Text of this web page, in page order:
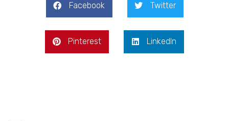
Facebook Twitter
Pinterest LinkedIn